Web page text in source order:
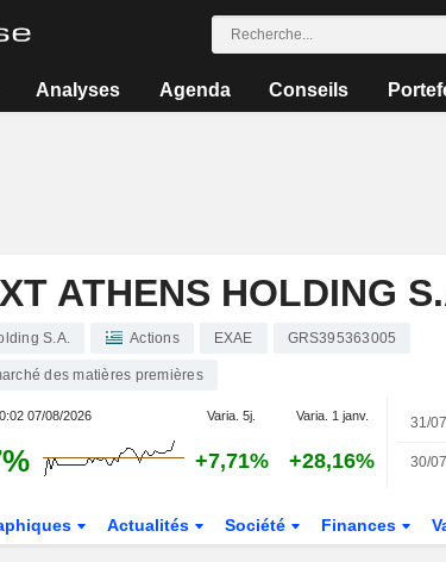
Analyses Agenda Conseils
ATHENS HOLDING
S.A. Actions EXAE GRS395363005
des matières premières
07/08/2026 Varia. 5j. Varia. 1 janv.
+7,71% +28,16%
31/07
30/07
Actualités Société Finances